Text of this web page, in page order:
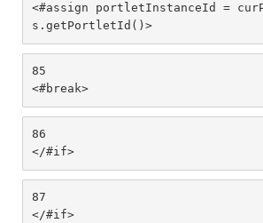
<#assign portletInstanceId =
s.getPortletId()>
85
<#break>
86
</#if>
87
</#if>